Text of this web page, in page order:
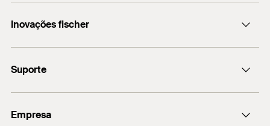
+55 (11) 3178-2520
Inovações fischer
FIS EM Plus
DuoTec
Suporte
Software de projetos FiXperience
Empresa